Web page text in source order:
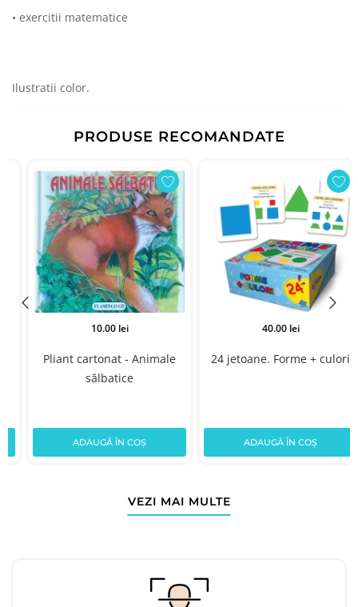
• exercitii matematice
Ilustratii color.
PRODUSE RECOMANDATE
Pliant cartonat - Animale
sălbatice
10.00 lei
ADAUGĂ ÎN COȘ
24 jetoane. Forme + culori
40.00 lei
ADAUGĂ ÎN COȘ
VEZI MAI MULTE